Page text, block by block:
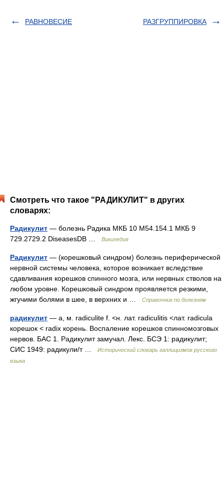
РАВНОВЕСИЕ РАЗГРУППИРОВКА
Смотреть что такое "РАДИКУЛИТ" в других
словарях:
Радикулит — болезнь Радика МКБ 10 M54.154.1 МКБ 9
729.2729.2 DiseasesDB …
Википедия
Радикулит — (корешковый синдром) болезнь периферической
нервной системы человека, которое возникает вследствие
сдавливания корешков спинного мозга, или нервных стволов на
любом уровне. Корешковый синдром проявляется резкими,
жгучими болями в шее, в верхних и …
Справочник по болезням
радикулит — а, м. radiculite f. <н. лат. radiculitis <лат. radicula
корешок < radix корень. Воспаление корешков спинномозговых
нервов. БАС 1. Радикулит замучал. Лекс. БСЭ 1: радикулит;
СИС 1949: радикули/т …
Исторический словарь галлицизмов русского
языка